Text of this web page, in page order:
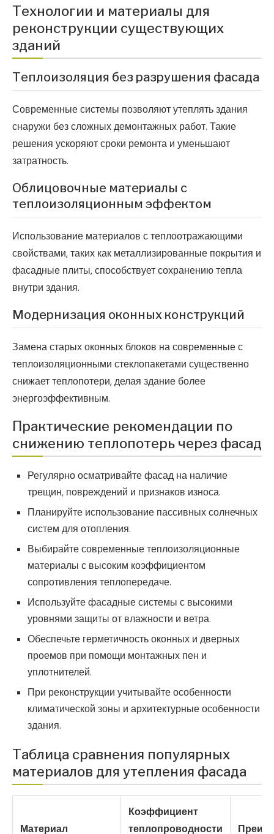
Технологии и материалы для
реконструкции существующих
зданий
Теплоизоляция без разрушения фасада
Современные системы позволяют утеплять здания
снаружи без сложных демонтажных работ. Такие
решения ускоряют сроки ремонта и уменьшают
затратность.
Облицовочные материалы с
теплоизоляционным эффектом
Использование материалов с теплоотражающими
свойствами, таких как металлизированные покрытия и
фасадные плиты, способствует сохранению тепла
внутри здания.
Модернизация оконных конструкций
Замена старых оконных блоков на современные с
теплоизоляционными стеклопакетами существенно
снижает теплопотери, делая здание более
энергоэффективным.
Практические рекомендации по
снижению теплопотерь через фасад
Регулярно осматривайте фасад на наличие
трещин, повреждений и признаков износа.
Планируйте использование пассивных солнечных
систем для отопления.
Выбирайте современные теплоизоляционные
материалы с высоким коэффициентом
сопротивления теплопередаче.
Используйте фасадные системы с высокими
уровнями защиты от влажности и ветра.
Обеспечьте герметичность оконных и дверных
проемов при помощи монтажных пен и
уплотнителей.
При реконструкции учитывайте особенности
климатической зоны и архитектурные особенности
здания.
Таблица сравнения популярных
материалов для утепления фасада
Материал
Коэффициент
теплопроводности